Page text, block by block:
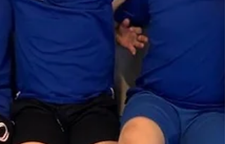
tohoto dne se zapojila také naše škola. V týdnu